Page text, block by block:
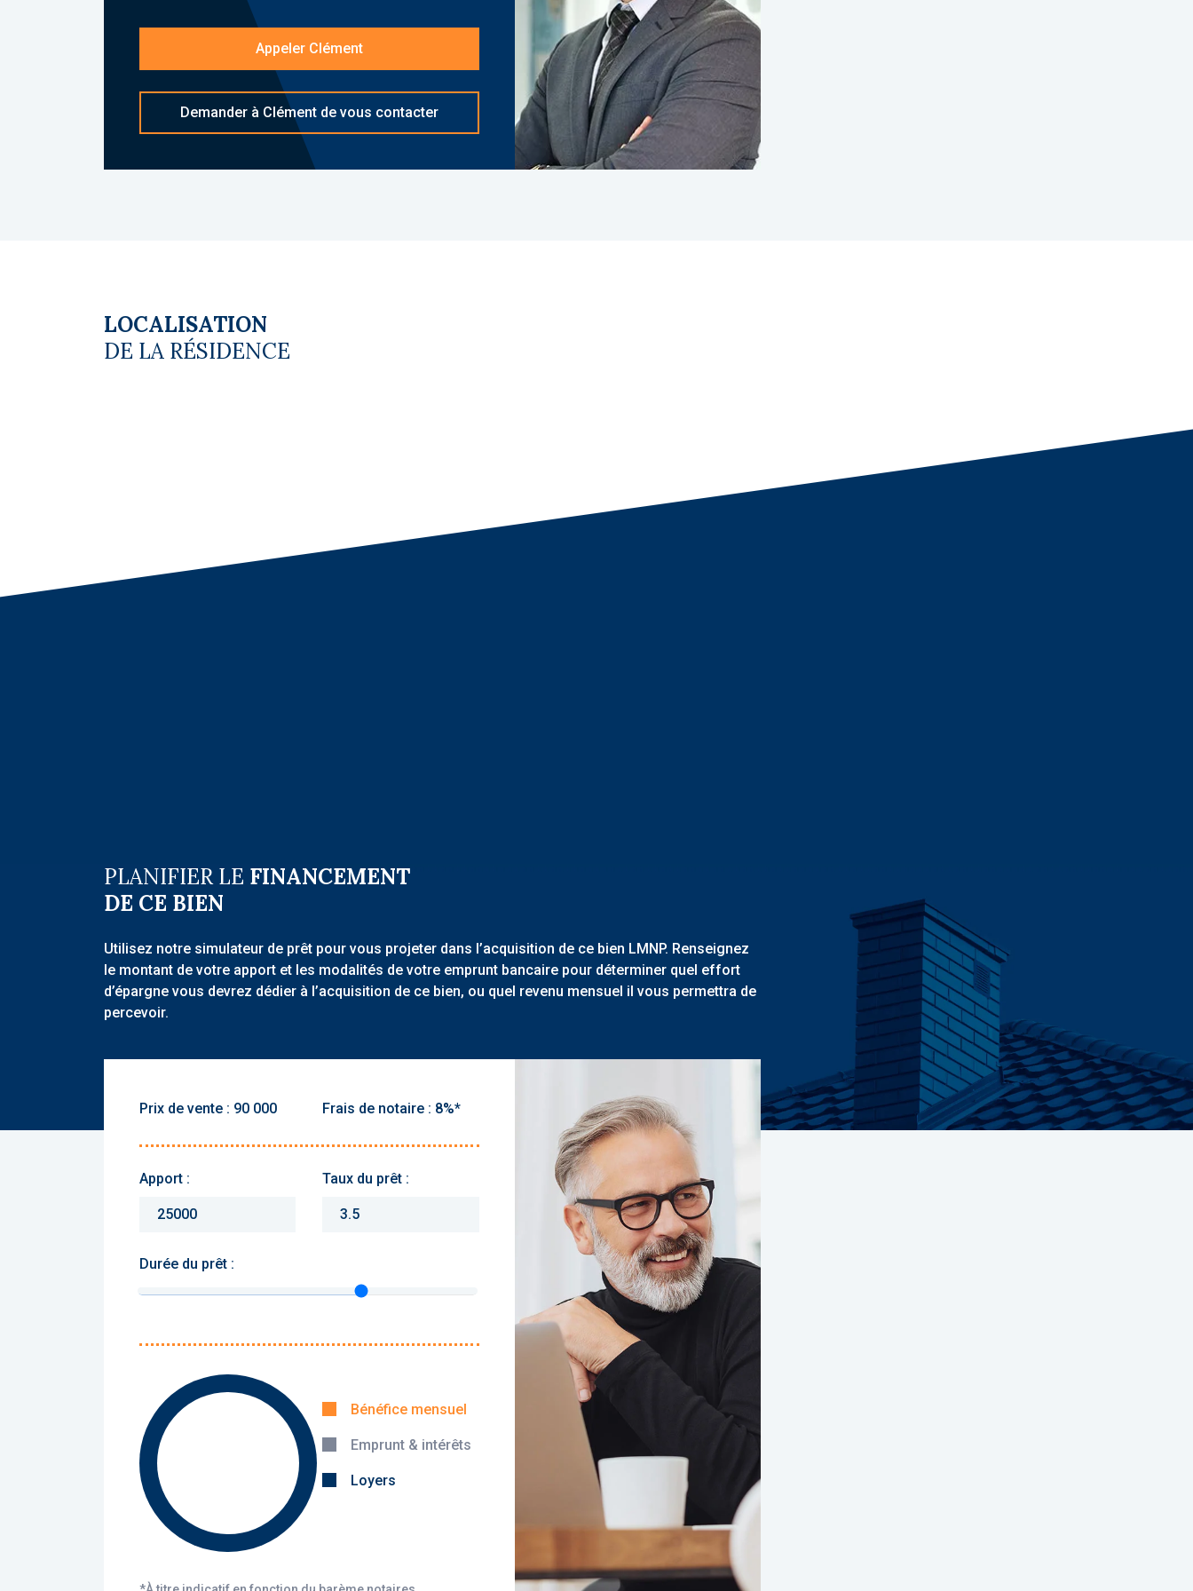
Les diagnostics sont en cours de réalisation.
Le coin du LMNP - Clément Courant agent basé à NEUILLY SUR SEINE - 01 84 78 46 50 -
Plus d'informations sur[email protected]réf. 27794 Bien soumis au statut juridique de la
Copropriété. Charges annuelles de copropriété (Montant moyen annuel quote-part du
budget prévisionnel vendeur) : 48 €. Pas de procédure en cours. Honoraires à la charge
du vendeur
Appeler Clément
Demander à Clément de vous contacter
LOCALISATION
DE LA RÉSIDENCE
PLANIFIER LE FINANCEMENT
DE CE BIEN
Utilisez notre simulateur de prêt pour vous projeter dans l’acquisition de ce bien LMNP. Renseignez
le montant de votre apport et les modalités de votre emprunt bancaire pour déterminer quel effort
d’épargne vous devrez dédier à l’acquisition de ce bien, ou quel revenu mensuel il vous permettra de
percevoir.
Prix de vente : Frais de notaire :
Apport : Taux du prêt :
Durée du prêt :
Yearly rent :
Bénéfice mensuel
Emprunt & intérêts
Loyers